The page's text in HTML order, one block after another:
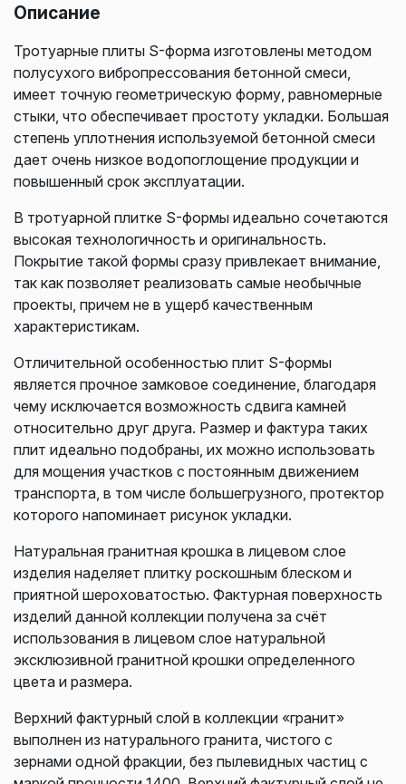
Описание
Тротуарные плиты S-форма изготовлены методом
полусухого вибропрессования бетонной смеси,
имеет точную геометрическую форму, равномерные
стыки, что обеспечивает простоту укладки. Большая
степень уплотнения используемой бетонной смеси
дает очень низкое водопоглощение продукции и
повышенный срок эксплуатации.
В тротуарной плитке S-формы идеально сочетаются
высокая технологичность и оригинальность.
Покрытие такой формы сразу привлекает внимание,
так как позволяет реализовать самые необычные
проекты, причем не в ущерб качественным
характеристикам.
Отличительной особенностью плит S-формы
является прочное замковое соединение, благодаря
чему исключается возможность сдвига камней
относительно друг друга. Размер и фактура таких
плит идеально подобраны, их можно использовать
для мощения участков с постоянным движением
транспорта, в том числе большегрузного, протектор
которого напоминает рисунок укладки.
Натуральная гранитная крошка в лицевом слое
изделия наделяет плитку роскошным блеском и
приятной шероховатостью. Фактурная поверхность
изделий данной коллекции получена за счёт
использования в лицевом слое натуральной
эксклюзивной гранитной крошки определенного
цвета и размера.
Верхний фактурный слой в коллекции «гранит»
выполнен из натурального гранита, чистого с
зернами одной фракции, без пылевидных частиц с